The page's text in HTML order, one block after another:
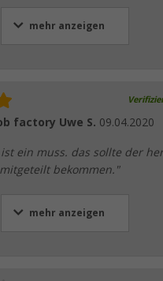
mehr anzeigen
factory Uwe S. 09.04.2020
ein muss. das sollte der
bekommen."
mehr anzeigen